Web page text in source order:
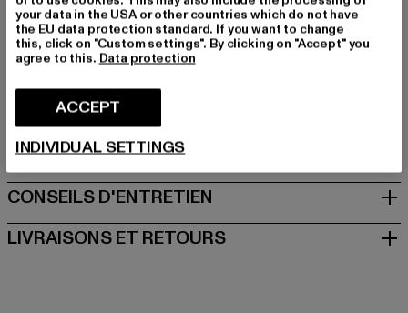
Art.Nr: 0A4XNPBLK1-00007
Fabricant: VF International SAGL |
dickieslife_shop_de@vfc.com
Via Laveggio 5 | 6855 Stabio | CH
TAILLE
CONSEILS D'ENTRETIEN
LIVRAISONS ET RETOURS
your data in the USA or other countries which do not have
the EU data protection standard. If you want to change
this, click on "Custom settings". By clicking on "Accept" you
agree to this. Data protection
ACCEPT
INDIVIDUAL SETTINGS